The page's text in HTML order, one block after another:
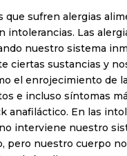
que sufren alergias
intolerancias. Las
nuestro sistema
ciertas sustancias y
el enrojecimiento de
e incluso síntomas
anafiláctico. En las
interviene nuestro
pero nuestro cuerpo